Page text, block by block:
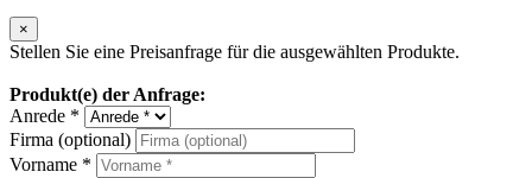
×
Stellen Sie eine Preisanfrage für die ausgewählten Produkte.
Produkt(e) der Anfrage:
Anrede *
Firma (optional)
Vorname *